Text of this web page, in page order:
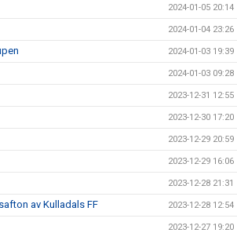
2024-01-05 20:14
2024-01-04 23:26
2024-01-03 19:39
2024-01-03 09:28
2023-12-31 12:55
2023-12-30 17:20
2023-12-29 20:59
2023-12-29 16:06
2023-12-28 21:31
av Kulladals FF 2023-12-28 12:54
2023-12-27 19:20